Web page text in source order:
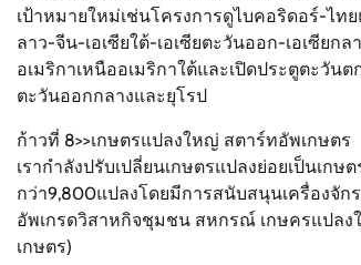
เป้าหมายใหม่เช่นโครงการดูไบคอริดอร์-ไทย
ลาว-จีน-เอเซียใต้-เอเซียตะวันออก-เอเซีย
อเมริกาเหนืออเมริกาใต้และเปิดประตูตะวัน
ตะวันออกกลางและยุโรป
ก้าวที่ 8>>เกษตรแปลงใหญ่ สตาร์ทอัพเกษตร
เรากำลังปรับเปลี่ยนเกษตรแปลงย่อยเป็นเก
กว่า9,800แปลงโดยมีการสนับสนุนเครื่องจัก
อัพเกรดวิสาหกิจชุมชน สหกรณ์ เกษครแปลงใ
เกษตร)